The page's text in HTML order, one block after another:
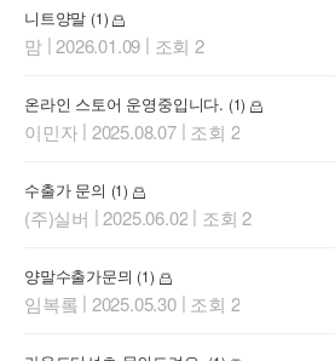
니트양말 (1)
맘| 2026.01.09 | 조회 2
온라인 스토어 운영중입니다. (1)
이민자 | 2025.08.07| 조회 2
수출가 문의 (1)
(주)실버 | 2025.06.02 | 조회 2
양말수출가문믜 (1)
임복롴 | 2025.05.30| 조회 2